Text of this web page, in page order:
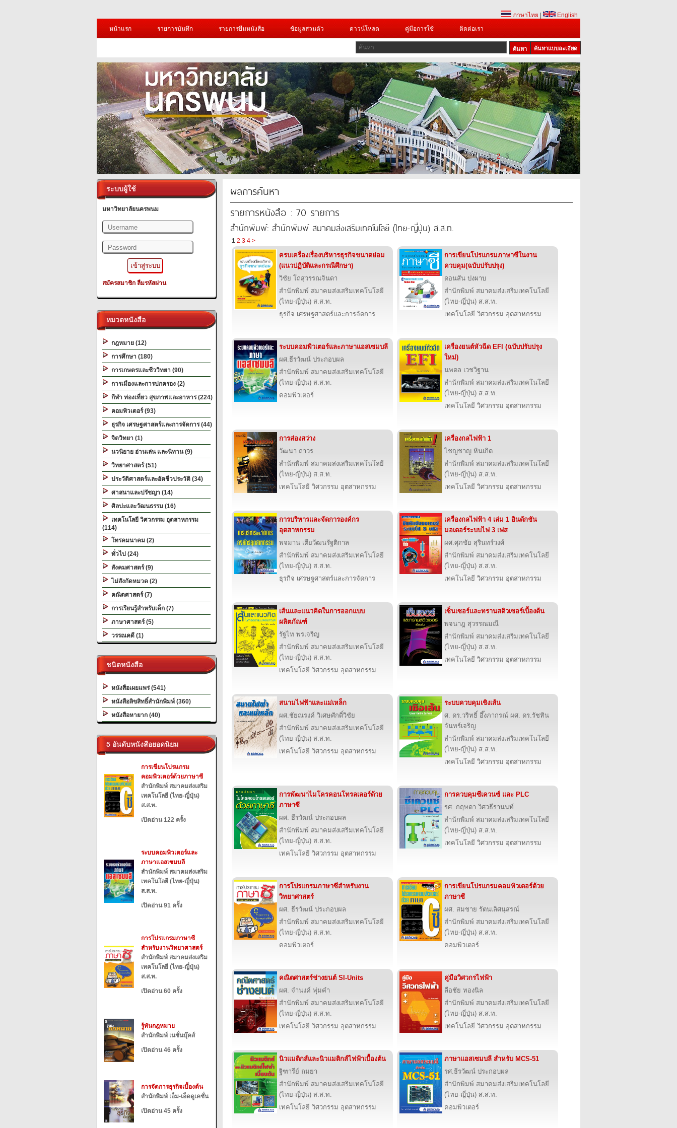
ภาษาไทย
English
หน้าแรก
รายการบันทึก รายการยืมหนังสือ ข้อมูลส่วนตัว ดาวน์โหลด คู่มือการใช้ ติดต่อเรา
ค้นหาแบบละเอียด
1 2 3
ระบบผู้ใช้
มหาวิทยาลัยนครพนม
สมัครสมาชิก ลืมรหัสผ่าน
หมวดหนังสือ
กฎหมาย (12)
การศึกษา (180)
การเกษตรและชีววิทยา (90)
การเมืองและการปกครอง (2)
กีฬา ท่องเที่ยว สุขภาพและอาหาร (224)
คอมพิวเตอร์ (93)
ธุรกิจ เศรษฐศาสตร์และการจัดการ (44)
จิตวิทยา (1)
นวนิยาย อ่านเล่น และนิทาน (9)
วิทยาศาสตร์ (51)
ประวัติศาสตร์และอัตชีวประวัติ (34)
ศาสนาและปรัชญา (14)
ศิลปะและวัฒนธรรม (16)
เทคโนโลยี วิศวกรรม อุตสาหกรรม
(114)
โทรคมนาคม (2)
ทั่วไป (24)
สังคมศาสตร์ (9)
ไม่สังกัดหมวด (2)
คณิตศาสตร์ (7)
การเรียนรู้สำหรับเด็ก (7)
ภาษาศาสตร์ (5)
วรรณคดี (1)
ชนิดหนังสือ
หนังสือเผยแพร่ (541)
หนังสือลิขสิทธิ์สำนักพิมพ์ (360)
หนังสือหายาก (40)
5 อันดับหนังสือยอดนิยม
การเขียนโปรแกรม
คอมพิวเตอร์ด้วยภาษาซี
สำนักพิมพ์ สมาคมส่งเสริม
เทคโนโลยี (ไทย-ญี่ปุ่น)
ส.ส.ท.
เปิดอ่าน 122 ครั้ง
ระบบคอมพิวเตอร์และ
ภาษาแอสเซมบลี
สำนักพิมพ์ สมาคมส่งเสริม
เทคโนโลยี (ไทย-ญี่ปุ่น)
ส.ส.ท.
เปิดอ่าน 91 ครั้ง
การโปรแกรมภาษาซี
สำหรับงานวิทยาศาสตร์
สำนักพิมพ์ สมาคมส่งเสริม
เทคโนโลยี (ไทย-ญี่ปุ่น)
ส.ส.ท.
เปิดอ่าน 60 ครั้ง
รู้ทันกฎหมาย
สำนักพิมพ์ เนชั่นบุ๊คส์
เปิดอ่าน 46 ครั้ง
การจัดการธุรกิจเบื้องต้น
สำนักพิมพ์ เอ็ม-เอ็ดดูเคชั่น
เปิดอ่าน 45 ครั้ง
ผลการค้นหา
รายการหนังสือ : 70 รายการ
สำนักพิมพ์: สำนักพิมพ์ สมาคมส่งเสริมเทคโนโลยี (ไทย-ญี่ปุ่น) ส.ส.ท.
1 2 3 4 >
ครบเครื่องเรื่องบริหารธุรกิจขนาดย่อม
(แนวปฏิบัติและกรณีศึกษา)
วิชัย โถสุวรรณจินดา
สำนักพิมพ์ สมาคมส่งเสริมเทคโนโลยี
(ไทย-ญี่ปุ่น) ส.ส.ท.
ธุรกิจ เศรษฐศาสตร์และการจัดการ
การเขียนโปรแกรมภาษาซีในงาน
ควบคุม(ฉบับปรับปรุง)
ดอนสัน ปงผาบ
สำนักพิมพ์ สมาคมส่งเสริมเทคโนโลยี
(ไทย-ญี่ปุ่น) ส.ส.ท.
เทคโนโลยี วิศวกรรม อุตสาหกรรม
ระบบคอมพิวเตอร์และภาษาแอสเซมบลี
ผศ.ธีรวัฒน์ ประกอบผล
สำนักพิมพ์ สมาคมส่งเสริมเทคโนโลยี
(ไทย-ญี่ปุ่น) ส.ส.ท.
คอมพิวเตอร์
เครื่องยนต์หัวฉีด EFI (ฉบับปรับปรุง
ใหม่)
นพดล เวชวิฐาน
สำนักพิมพ์ สมาคมส่งเสริมเทคโนโลยี
(ไทย-ญี่ปุ่น) ส.ส.ท.
เทคโนโลยี วิศวกรรม อุตสาหกรรม
การส่องสว่าง
วัฒนา ถาวร
สำนักพิมพ์ สมาคมส่งเสริมเทคโนโลยี
(ไทย-ญี่ปุ่น) ส.ส.ท.
เทคโนโลยี วิศวกรรม อุตสาหกรรม
เครื่องกลไฟฟ้า 1
ไชญชาญ หินเกิด
สำนักพิมพ์ สมาคมส่งเสริมเทคโนโลยี
(ไทย-ญี่ปุ่น) ส.ส.ท.
เทคโนโลยี วิศวกรรม อุตสาหกรรม
การบริหารและจัดการองค์กร
อุตสาหกรรม
พจมาน เตียวัฒนรัฐติกาล
สำนักพิมพ์ สมาคมส่งเสริมเทคโนโลยี
(ไทย-ญี่ปุ่น) ส.ส.ท.
ธุรกิจ เศรษฐศาสตร์และการจัดการ
เครื่องกลไฟฟ้า 4 เล่ม 1 อินดักชัน
มอเตอร์ระบบไฟ 3 เฟส
ผศ.ศุภชัย สุรินทร์วงศ์
สำนักพิมพ์ สมาคมส่งเสริมเทคโนโลยี
(ไทย-ญี่ปุ่น) ส.ส.ท.
เทคโนโลยี วิศวกรรม อุตสาหกรรม
เส้นและแนวคิดในการออกแบบ
ผลิตภัณฑ์
รัฐไท พรเจริญ
สำนักพิมพ์ สมาคมส่งเสริมเทคโนโลยี
(ไทย-ญี่ปุ่น) ส.ส.ท.
เทคโนโลยี วิศวกรรม อุตสาหกรรม
เซ็นเซอร์และทรานสดิวเซอร์เบื้องต้น
พจนาฎ สุวรรณมณี
สำนักพิมพ์ สมาคมส่งเสริมเทคโนโลยี
(ไทย-ญี่ปุ่น) ส.ส.ท.
เทคโนโลยี วิศวกรรม อุตสาหกรรม
สนามไฟฟ้าและแม่เหล็ก
ผศ.ชัยณรงค์ วิเศษศักดิ์วิชัย
สำนักพิมพ์ สมาคมส่งเสริมเทคโนโลยี
(ไทย-ญี่ปุ่น) ส.ส.ท.
เทคโนโลยี วิศวกรรม อุตสาหกรรม
ระบบควบคุมเชิงเส้น
ศ. ดร.วริทธิ์ อึ๊งภากรณ์ ผศ. ดร.รัชทิน
จันทร์เจริญ
สำนักพิมพ์ สมาคมส่งเสริมเทคโนโลยี
(ไทย-ญี่ปุ่น) ส.ส.ท.
เทคโนโลยี วิศวกรรม อุตสาหกรรม
การพัฒนาไมโครคอนโทรลเลอร์ด้วย
ภาษาซี
ผศ. ธีรวัฒน์ ประกอบผล
สำนักพิมพ์ สมาคมส่งเสริมเทคโนโลยี
(ไทย-ญี่ปุ่น) ส.ส.ท.
เทคโนโลยี วิศวกรรม อุตสาหกรรม
การควบคุมซีเควนซ์ และ PLC
รศ. กฤษดา วิศวธีรานนท์
สำนักพิมพ์ สมาคมส่งเสริมเทคโนโลยี
(ไทย-ญี่ปุ่น) ส.ส.ท.
เทคโนโลยี วิศวกรรม อุตสาหกรรม
การโปรแกรมภาษาซีสำหรับงาน
วิทยาศาสตร์
ผศ. ธีรวัฒน์ ประกอบผล
สำนักพิมพ์ สมาคมส่งเสริมเทคโนโลยี
(ไทย-ญี่ปุ่น) ส.ส.ท.
คอมพิวเตอร์
การเขียนโปรแกรมคอมพิวเตอร์ด้วย
ภาษาซี
ผศ. สมชาย รัตนเลิศนุสรณ์
สำนักพิมพ์ สมาคมส่งเสริมเทคโนโลยี
(ไทย-ญี่ปุ่น) ส.ส.ท.
คอมพิวเตอร์
คณิตศาสตร์ช่างยนต์ SI-Units
ผศ. จำนงค์ พุ่มคำ
สำนักพิมพ์ สมาคมส่งเสริมเทคโนโลยี
(ไทย-ญี่ปุ่น) ส.ส.ท.
เทคโนโลยี วิศวกรรม อุตสาหกรรม
คู่มือวิศวกรไฟฟ้า
ลือชัย ทองนิล
สำนักพิมพ์ สมาคมส่งเสริมเทคโนโลยี
(ไทย-ญี่ปุ่น) ส.ส.ท.
เทคโนโลยี วิศวกรรม อุตสาหกรรม
นิวแมติกส์และนิวแมติกส์ไฟฟ้าเบื้องต้น
ฐิฑารีย์ ถมยา
สำนักพิมพ์ สมาคมส่งเสริมเทคโนโลยี
(ไทย-ญี่ปุ่น) ส.ส.ท.
เทคโนโลยี วิศวกรรม อุตสาหกรรม
ภาษาแอสเซมบลี สำหรับ MCS-51
รศ.ธีรวัฒน์ ประกอบผล
สำนักพิมพ์ สมาคมส่งเสริมเทคโนโลยี
(ไทย-ญี่ปุ่น) ส.ส.ท.
คอมพิวเตอร์